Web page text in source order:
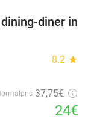
36%
diner in
8.2 star
37,75€
24€